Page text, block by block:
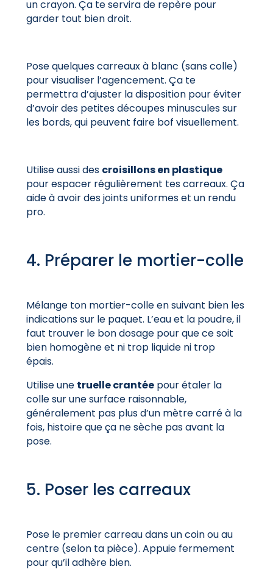
un crayon. Ça te servira de repère pour
garder tout bien droit.
Pose quelques carreaux à blanc (sans colle)
pour visualiser l’agencement. Ça te
permettra d’ajuster la disposition pour éviter
d’avoir des petites découpes minuscules sur
les bords, qui peuvent faire bof visuellement.
Utilise aussi des croisillons en plastique
pour espacer régulièrement tes carreaux. Ça
aide à avoir des joints uniformes et un rendu
pro.
4. Préparer le mortier-colle
Mélange ton mortier-colle en suivant bien les
indications sur le paquet. L’eau et la poudre, il
faut trouver le bon dosage pour que ce soit
bien homogène et ni trop liquide ni trop
épais.
Utilise une truelle crantéepour étaler la
colle sur une surface raisonnable,
généralement pas plus d’un mètre carré à la
fois, histoire que ça ne sèche pas avant la
pose.
5. Poser les carreaux
Pose le premier carreau dans un coin ou au
centre (selon ta pièce). Appuie fermement
pour qu’il adhère bien.